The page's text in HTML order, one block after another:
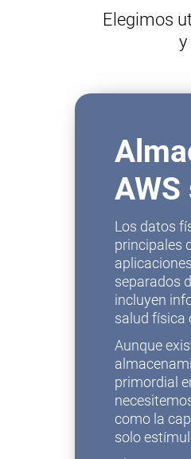
Elegimos
Los datos
principales
separados
incluyen
salud física
Aunque
primordial
como la
solo